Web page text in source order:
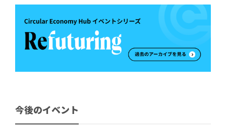
今後のイベント